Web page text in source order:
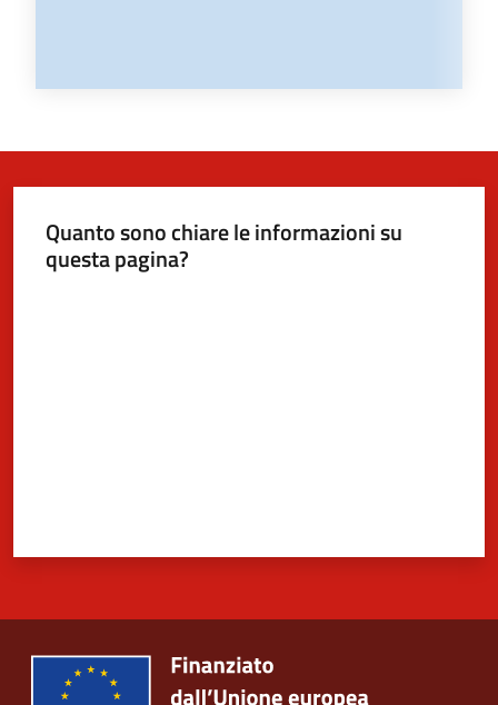
Quanto sono chiare le informazioni su
questa pagina?